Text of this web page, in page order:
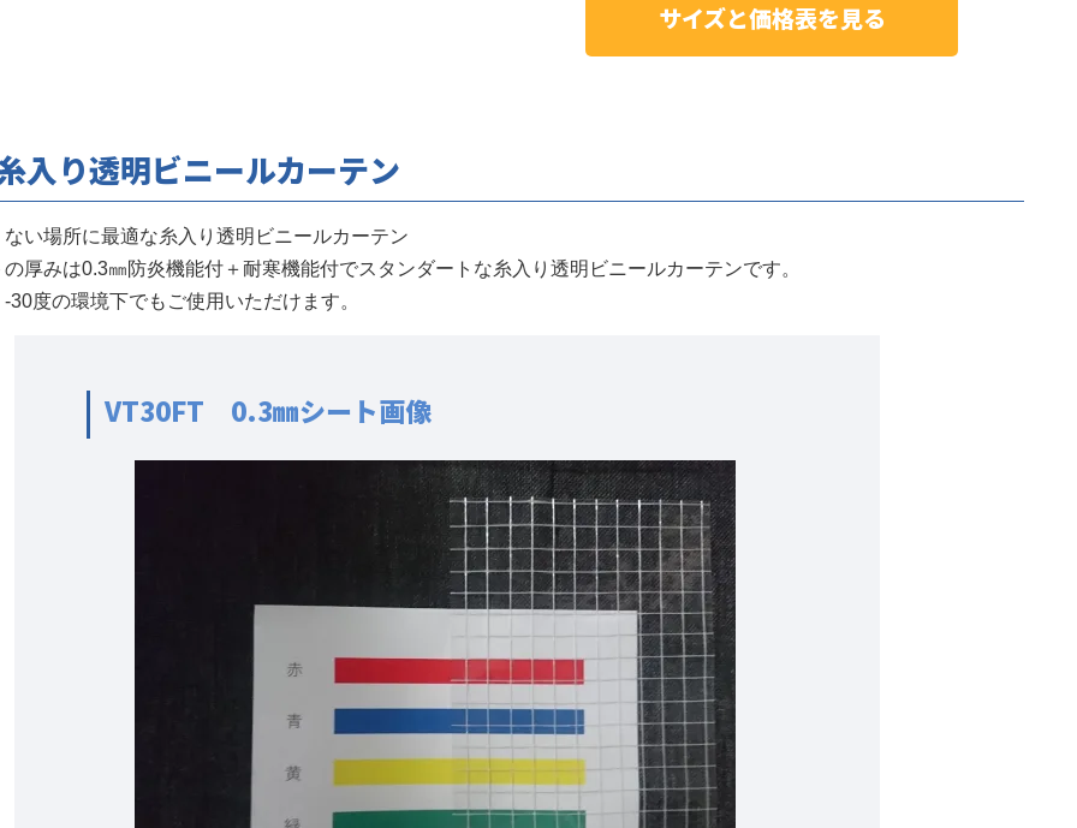
サイズと価格表を見る
入り透明ビニールカーテン
い場所に最適な糸入り透明ビニールカーテン
厚みは0.3㎜防炎機能付＋耐寒機能付でスタンダートな糸入り透明ビニールカーテンです。
30度の環境下でもご使用いただけます。
VT30FT 0.3㎜シート画像